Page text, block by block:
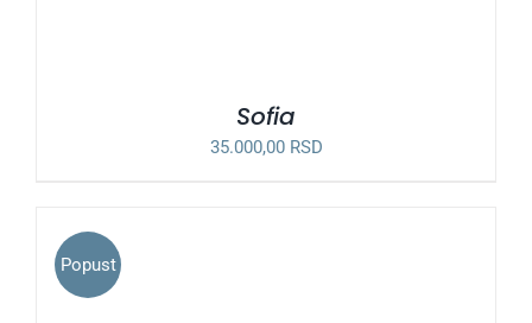
Sofia
35.000,00 RSD
Popust